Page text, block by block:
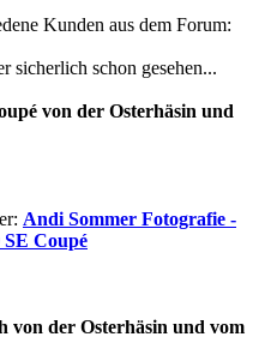
Kunden aus dem Forum:
sicherlich schon gesehen...
von der Osterhäsin und
Andi Sommer Fotografie -
SE Coupé
von der Osterhäsin und vom